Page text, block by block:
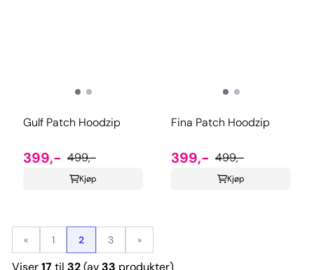
Gulf Patch Hoodzip
399,- 499,-
Kjøp
Fina Patch Hoodzip
399,- 499,-
Kjøp
« 1 2 3 »
Viser17til 32(av33 produkter)